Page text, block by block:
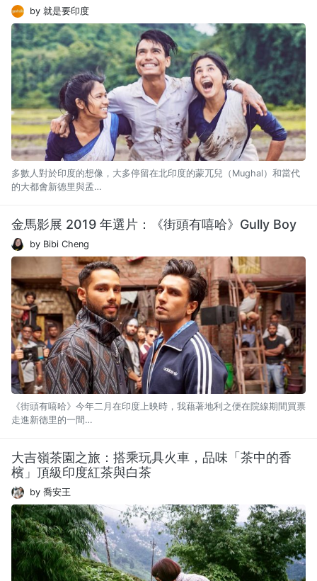
by 就是要印度
多數人對於印度的想像，大多停留在北印度的蒙兀兒（Mughal）和當代
的大都會新德里與孟…
金馬影展 2019 年選片：《街頭有嘻哈》Gully Boy
by Bibi Cheng
《街頭有嘻哈》今年二月在印度上映時，我藉著地利之便在院線期間買票
走進新德里的一間…
大吉嶺茶園之旅：搭乘玩具火車，品味「茶中的香
檳」頂級印度紅茶與白茶
by 喬安王